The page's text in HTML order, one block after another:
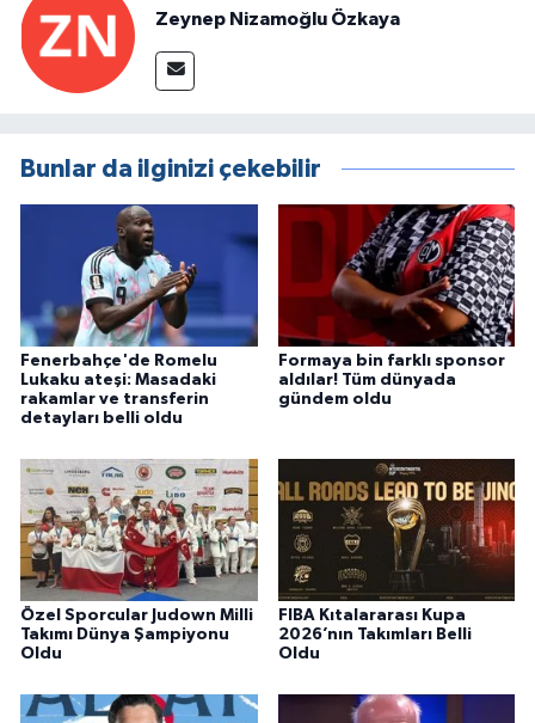
Zeynep Nizamoğlu Özkaya
Bunlar da ilginizi çekebilir
Fenerbahçe'de Romelu
Lukaku ateşi: Masadaki
rakamlar ve transferin
detayları belli oldu
Formaya bin farklı sponsor
aldılar! Tüm dünyada
gündem oldu
Özel Sporcular Judown Milli
Takımı Dünya Şampiyonu
Oldu
FIBA Kıtalararası Kupa
2026’nın Takımları Belli
Oldu